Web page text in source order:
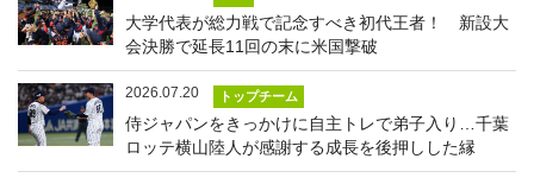
大学代表が総力戦で記念すべき初代王者！ 新設大
会決勝で延長11回の末に米国撃破
2026.07.20 トップチーム
侍ジャパンをきっかけに自主トレで弟子入り…千葉
ロッテ横山陸人が感謝する成長を後押しした縁